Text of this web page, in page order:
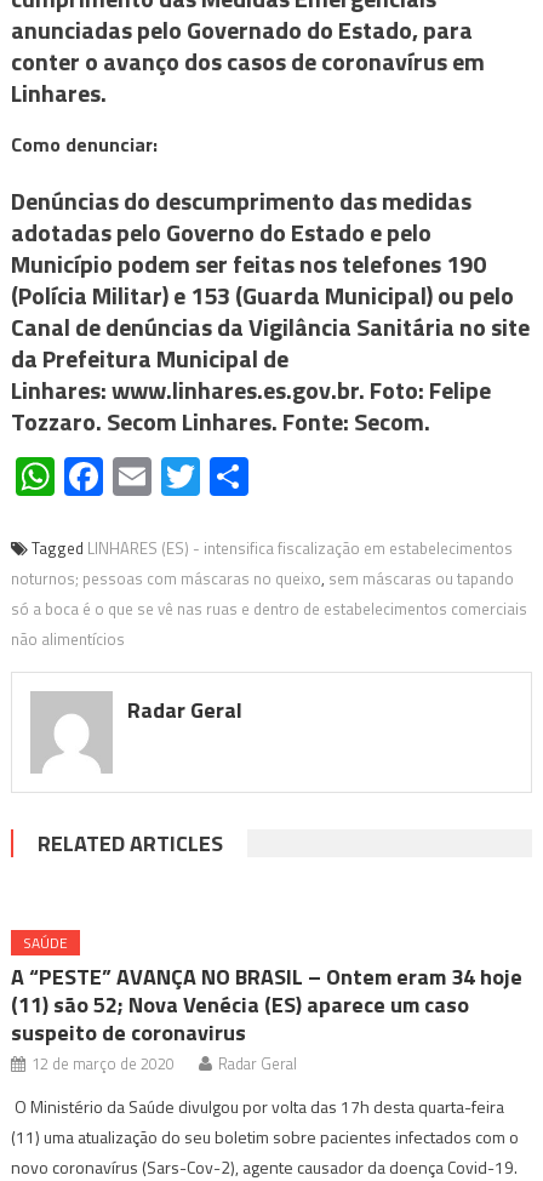
anunciadas pelo Governado do Estado, para
conter o avanço dos casos de coronavírus em
Linhares.
Como denunciar:
Denúncias do descumprimento das medidas
adotadas pelo Governo do Estado e pelo
Município podem ser feitas nos telefones 190
(Polícia Militar) e 153 (Guarda Municipal) ou pelo
Canal de denúncias da Vigilância Sanitária no site
da Prefeitura Municipal de
Linhares: www.linhares.es.gov.br. Foto: Felipe
Tozzaro. Secom Linhares. Fonte: Secom.
WhatsApp
Facebook
EmailTwitter
Share
Tagged LINHARES (ES) - intensifica fiscalização em estabelecimentos
noturnos; pessoas com máscaras no queixo, sem máscaras ou tapando
só a boca é o que se vê nas ruas e dentro de estabelecimentos comerciais
não alimentícios
Radar Geral
RELATED ARTICLES
SAÚDE
A “PESTE” AVANÇA NO BRASIL – Ontem eram 34 hoje
(11) são 52; Nova Venécia (ES) aparece um caso
suspeito de coronavirus
12 de março de 2020 Radar Geral
O Ministério da Saúde divulgou por volta das 17h desta quarta-feira
(11) uma atualização do seu boletim sobre pacientes infectados com o
novo coronavírus (Sars-Cov-2), agente causador da doença Covid-19.